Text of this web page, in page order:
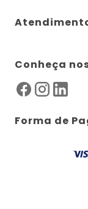
Conheça
Forma de